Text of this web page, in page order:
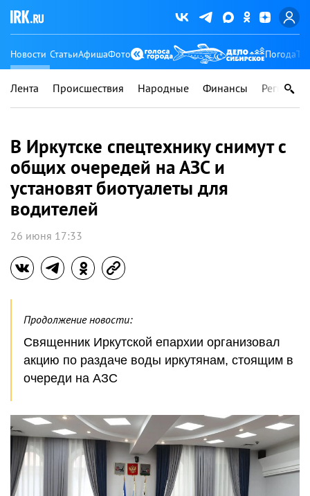
Новости СтатьиАфишаФото Погода
Лента Происшествия Народные Финансы Регионы
В Иркутске спецтехнику снимут с
общих очередей на АЗС и
установят биотуалеты для
водителей
26 июня 17:33
Продолжение новости:
Священник Иркутской епархии организовал
акцию по раздаче воды иркутянам, стоящим в
очереди на АЗС